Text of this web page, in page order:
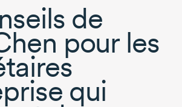
de
pour les
qui